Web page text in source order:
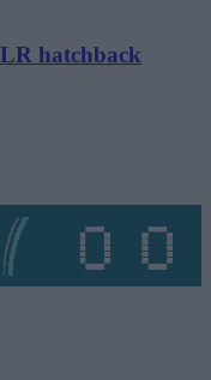
hatchback